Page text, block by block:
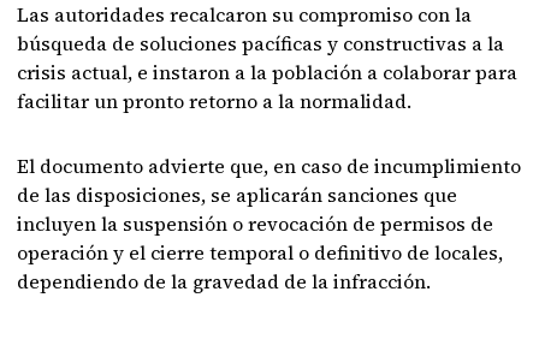
Las autoridades recalcaron su compromiso con la
búsqueda de soluciones pacíficas y constructivas a la
crisis actual, e instaron a la población a colaborar para
facilitar un pronto retorno a la normalidad.
El documento advierte que, en caso de incumplimiento
de las disposiciones, se aplicarán sanciones que
incluyen la suspensión o revocación de permisos de
operación y el cierre temporal o definitivo de locales,
dependiendo de la gravedad de la infracción.